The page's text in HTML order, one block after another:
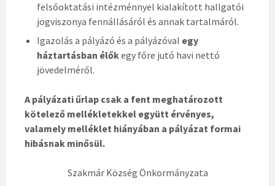
felsőoktatási intézménnyel kialakított hallgatói
jogviszonya fennállásáról és annak tartalmáról.
Igazolás a pályázó és a pályázóval egy
háztartásban élőkegy főre jutó havi nettó
jövedelméről.
A pályázati űrlap csak a fent meghatározott
kötelező mellékletekkel együtt érvényes,
valamely melléklet hiányában a pályázat formai
hibásnak minősül.
Szakmár Község Önkormányzata